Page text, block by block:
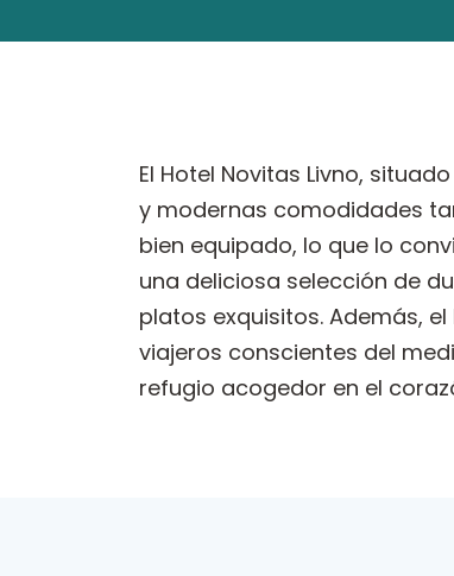
El Hotel Novitas Livno,
y modernas comodidades
bien equipado, lo que lo
una deliciosa selección de
platos exquisitos. Además,
viajeros conscientes del
refugio acogedor en el